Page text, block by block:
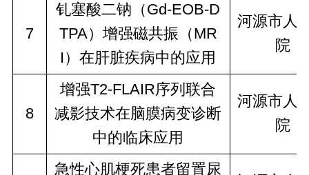
7
钆塞酸二钠（Gd-EOB-D
TPA）增强磁共振（MR
I）在肝脏疾病中的应用
河源市人
院
8
增强T2-FLAIR序列联合
减影技术在脑膜病变诊断
中的临床应用
河源市人
院
急性心肌梗死患者留置尿